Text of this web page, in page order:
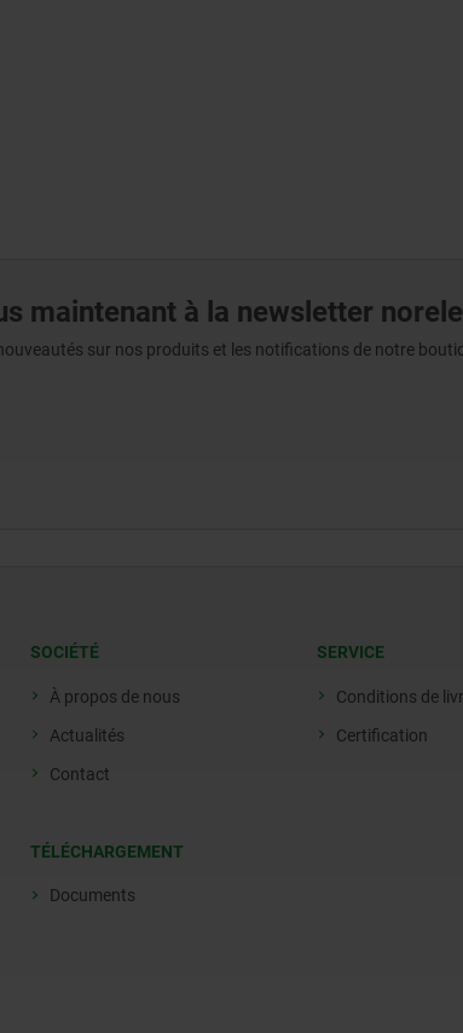
maintenant à la newsletter
sur nos produits et les notifications de notre
SOCIÉTÉ
À propos de nous
Actualités
Contact
TÉLÉCHARGEMENT
Documents
SERVICE
Conditions de
Certification